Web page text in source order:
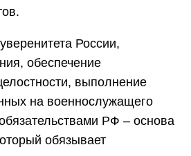
России,
обеспечение
выполнение
на военнослужащего
РФ – основа
обязывает